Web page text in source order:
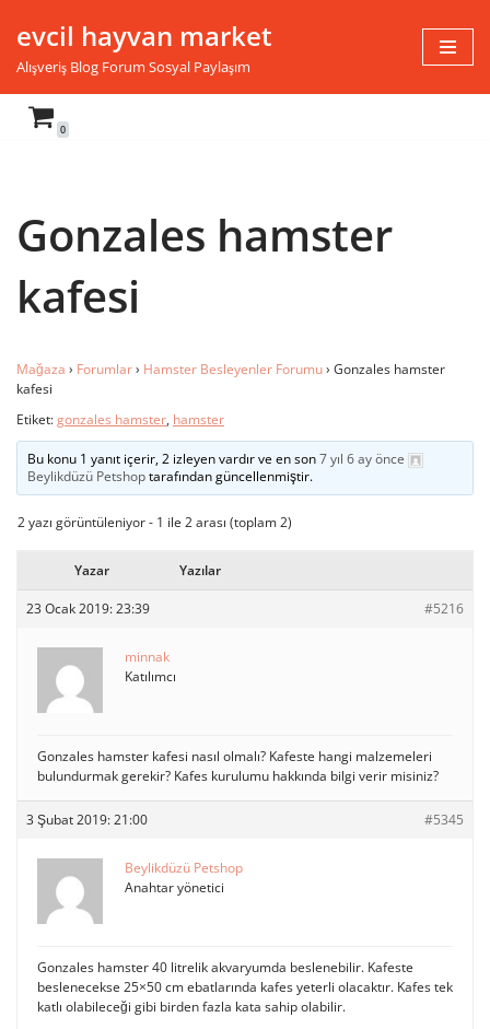
İçeriğe
evcil hayvan market
Alışveriş Blog Forum Sosyal Paylaşım
0
Gonzales hamster
kafesi
Mağaza › Forumlar› Hamster Besleyenler Forumu› Gonzales hamster
kafesi
Etiket:gonzales hamster, hamster
Bu konu 1 yanıt içerir, 2 izleyen vardır ve en son7 yıl 6 ay önce
Beylikdüzü Petshoptarafından güncellenmiştir.
2 yazı görüntüleniyor - 1 ile 2 arası (toplam 2)
Yazar Yazılar
23 Ocak 2019: 23:39 #5216
minnak
Katılımcı
Gonzales hamster kafesi nasıl olmalı? Kafeste hangi malzemeleri
bulundurmak gerekir? Kafes kurulumu hakkında bilgi verir misiniz?
3 Şubat 2019: 21:00 #5345
Beylikdüzü Petshop
Anahtar yönetici
Gonzales hamster 40 litrelik akvaryumda beslenebilir. Kafeste
beslenecekse 25×50 cm ebatlarında kafes yeterli olacaktır. Kafes tek
katlı olabileceği gibi birden fazla kata sahip olabilir.